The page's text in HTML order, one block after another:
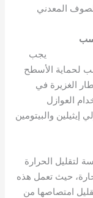
المعدني
لحماية الأسطح
الغزيرة في
العوازل
إيثيلين والبيتومين
لتقليل الحرارة
حيث تعمل هذه
امتصاصها من